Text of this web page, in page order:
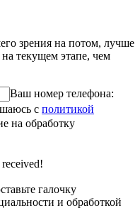
зрения на потом, лучше
текущем этапе, чем
Ваш номер телефона:
с политикой
на обработку
галочку
и обработкой